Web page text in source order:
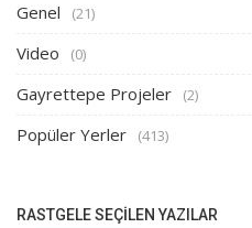
Genel (21)
Video (0)
Gayrettepe Projeler (2)
Popüler Yerler (413)
RASTGELE SEÇILEN YAZILAR